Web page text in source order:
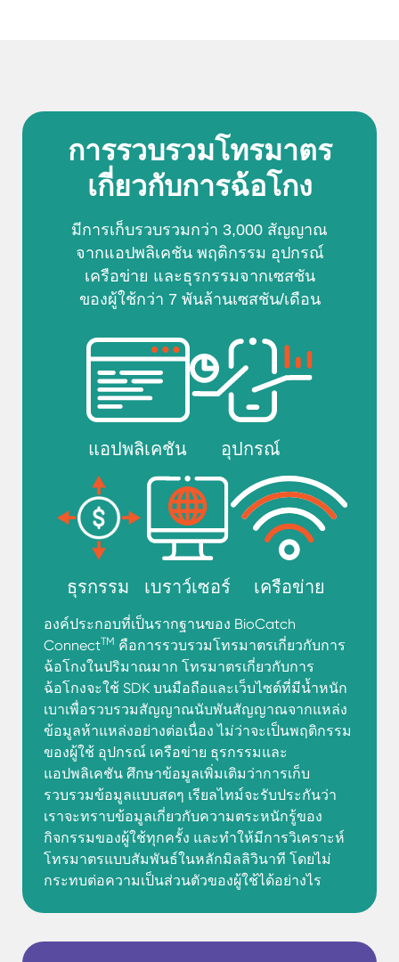
การรวบรวมโทรมาตร
เกี่ยวกับการฉ้อโกง
มีการเก็บรวบรวมกว่า 3,000 สัญญาณ
จากแอปพลิเคชัน พฤติกรรม อุปกรณ์
เครือข่าย และธุรกรรมจากเซสชัน
ของผู้ใช้กว่า 7 พันล้านเซสชัน/เดือน
แอปพลิเคชัน อุปกรณ์
ธุรกรรม เบราว์เซอร์ เครือข่าย
องค์ประกอบที่เป็นรากฐานของ BioCatch
ConnectTM คือการรวบรวมโทรมาตรเกี่ยวกับการ
ฉ้อโกงในปริมาณมาก โทรมาตรเกี่ยวกับการ
ฉ้อโกงจะใช้ SDK บนมือถือและเว็บไซต์ที่มีน้ำหนัก
เบาเพื่อรวบรวมสัญญาณนับพันสัญญาณจากแหล่ง
ข้อมูลห้าแหล่งอย่างต่อเนื่อง ไม่ว่าจะเป็นพฤติกรรม
ของผู้ใช้ อุปกรณ์ เครือข่าย ธุรกรรมและ
แอปพลิเคชัน ศึกษาข้อมูลเพิ่มเติมว่าการเก็บ
รวบรวมข้อมูลแบบสดๆ เรียลไทม์จะรับประกันว่า
เราจะทราบข้อมูลเกี่ยวกับความตระหนักรู้ของ
กิจกรรมของผู้ใช้ทุกครั้ง และทำให้มีการวิเคราะห์
โทรมาตรแบบสัมพันธ์ในหลักมิลลิวินาที โดยไม่
กระทบต่อความเป็นส่วนตัวของผู้ใช้ได้อย่างไร